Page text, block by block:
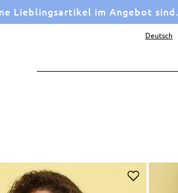
Lieblingsartikel im Angebot sind.
Deutsch